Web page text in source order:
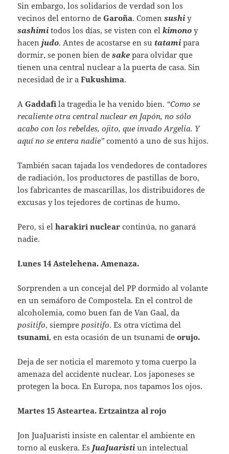
Sin embargo, los solidarios de verdad son los
vecinos del entorno deGaroña. Comensushi y
sashimi todos los días, se visten con el kimono y
hacenjudo. Antes de acostarse en su tatami para
dormir, se ponen bien desake para olvidar que
tienen una central nuclear a la puerta de casa. Sin
necesidad de ir aFukushima.
AGaddafi la tragedia le ha venido bien. “Como se
recaliente otra central nuclear en Japón, no sólo
acabo con los rebeldes, ojito, que invado Argelia. Y
aquí no se entera nadie” comentó a uno de sus hijos.
También sacan tajada los vendedores de contadores
de radiación, los productores de pastillas de boro,
los fabricantes de mascarillas, los distribuidores de
excusas y los tejedores de cortinas de humo.
Pero, si elharakiri nuclear continúa, no ganará
nadie.
Lunes 14 Astelehena. Amenaza.
Sorprenden a un concejal del PP dormido al volante
en un semáforo de Compostela. En el control de
alcoholemia, como buen fan de Van Gaal, da
positifo, siemprepositifo. Es otra víctima del
tsunami, en esta ocasión de un tsunami de orujo.
Deja de ser noticia el maremoto y toma cuerpo la
amenaza del accidente nuclear. Los japoneses se
protegen la boca. En Europa, nos tapamos los ojos.
Martes 15 Asteartea. Ertzaintza al rojo
Jon JuaJuaristi insiste en calentar el ambiente en
torno al euskera. Es JuaJuaristi un intelectual